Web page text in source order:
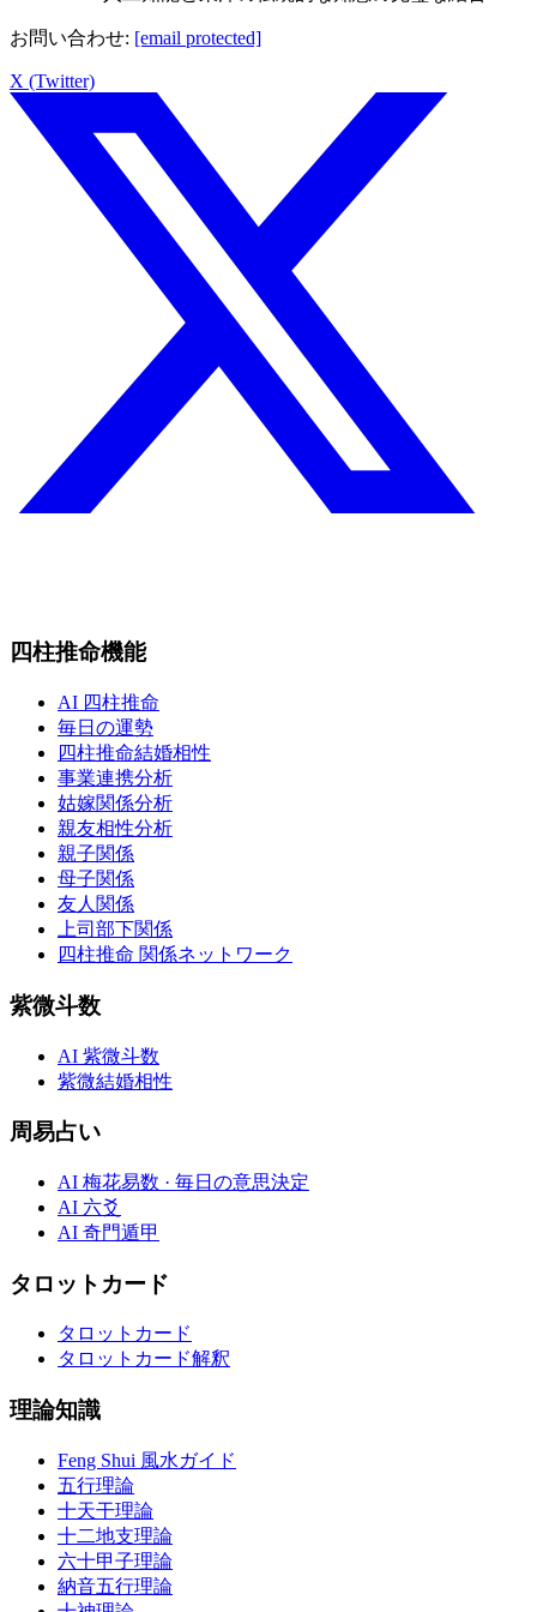
お問い合わせ: [email protected]
X (Twitter)
四柱推命機能
AI 四柱推命
毎日の運勢
四柱推命結婚相性
事業連携分析
姑嫁関係分析
親友相性分析
親子関係
母子関係
友人関係
上司部下関係
四柱推命 関係ネットワーク
紫微斗数
AI 紫微斗数
紫微結婚相性
周易占い
AI 梅花易数 · 毎日の意思決定
AI 六爻
AI 奇門遁甲
タロットカード
タロットカード
タロットカード解釈
理論知識
Feng Shui 風水ガイド
五行理論
十天干理論
十二地支理論
六十甲子理論
納音五行理論